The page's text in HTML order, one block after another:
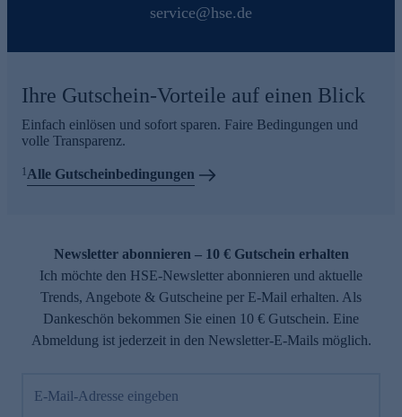
service@hse.de
Ihre Gutschein-Vorteile auf einen Blick
Einfach einlösen und sofort sparen. Faire Bedingungen und
volle Transparenz.
1 Alle Gutscheinbedingungen
Newsletter abonnieren – 10 € Gutschein erhalten
Ich möchte den HSE-Newsletter abonnieren und aktuelle
Trends, Angebote & Gutscheine per E-Mail erhalten. Als
Dankeschön bekommen Sie einen 10 € Gutschein. Eine
Abmeldung ist jederzeit in den Newsletter-E-Mails möglich.
E-Mail-Adresse eingeben